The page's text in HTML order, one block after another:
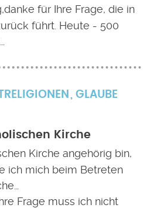
für Ihre Frage, die in
führt. Heute - 500
GLAUBE
Kirche
Kirche angehörig bin,
ich mich beim Betreten
Frage muss ich nicht